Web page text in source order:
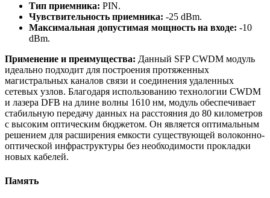
Тип приемника: PIN.
Чувствительность приемника: -25 dBm.
Максимальная допустимая мощность на входе: -10
dBm.
Применение и преимущества: Данный SFP CWDM модуль
идеально подходит для построения протяженных
магистральных каналов связи и соединения удаленных
сетевых узлов. Благодаря использованию технологии CWDM
и лазера DFB на длине волны 1610 нм, модуль обеспечивает
стабильную передачу данных на расстояния до 80 километров
с высоким оптическим бюджетом. Он является оптимальным
решением для расширения емкости существующей волоконно-
оптической инфраструктуры без необходимости прокладки
новых кабелей.
Память